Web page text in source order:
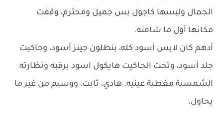
الجمال ولبسها كاجول بس جميل ومحترم، وقفت
مكانها أول ما شافته.
أدهم كان لابس أسود كله، بنطلون جينز أسود، وجاكيت
جلد أسود، وتحت الجاكيت هايكول اسود برقبه ونظارته
الشمسية مغطية عينيه. هادي، ثابت، ووسيم من غير ما
يحاول.